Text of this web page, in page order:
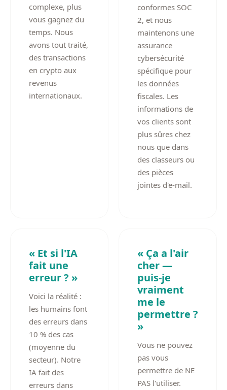
complexe, plus
vous gagnez du
temps. Nous
avons tout traité,
des transactions
en crypto aux
revenus
internationaux.
conformes SOC
2, et nous
maintenons une
assurance
cybersécurité
spécifique pour
les données
fiscales. Les
informations de
vos clients sont
plus sûres chez
nous que dans
des classeurs ou
des pièces
jointes d'e-mail.
« Et si l'IA
fait une
erreur ? »
Voici la réalité :
les humains font
des erreurs dans
10 % des cas
(moyenne du
secteur). Notre
IA fait des
erreurs dans
« Ça a l'air
cher —
puis-je
vraiment
me le
permettre ?
»
Vous ne pouvez
pas vous
permettre de NE
PAS l'utiliser.